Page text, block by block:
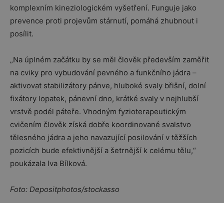
komplexním kineziologickém vyšetření. Funguje jako
prevence proti projevům stárnutí, pomáhá zhubnout i
posílit.
„Na úplném začátku by se měl člověk především zaměřit
na cviky pro vybudování pevného a funkčního jádra –
aktivovat stabilizátory pánve, hluboké svaly břišní, dolní
fixátory lopatek, pánevní dno, krátké svaly v nejhlubší
vrstvě podél páteře. Vhodným fyzioterapeutickým
cvičením člověk získá dobře koordinované svalstvo
tělesného jádra a jeho navazující posilování v těžších
pozicích bude efektivnější a šetrnější k celému tělu,“
poukázala Iva Bílková.
Foto: Depositphotos/stockasso